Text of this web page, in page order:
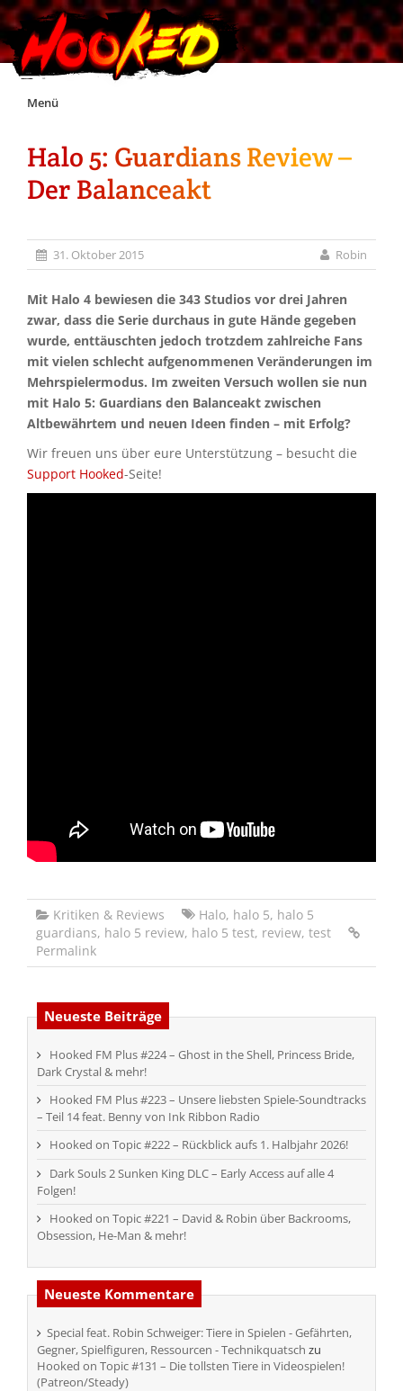
Skip
Menü
Unterstützt Hooked!
Impressum
Discord
Halo 5: Guardians Review –
Der Balanceakt
31. Oktober 2015 Robin
Mit Halo 4 bewiesen die 343 Studios vor drei Jahren
zwar, dass die Serie durchaus in gute Hände gegeben
wurde, enttäuschten jedoch trotzdem zahlreiche Fans
mit vielen schlecht aufgenommenen Veränderungen im
Mehrspielermodus. Im zweiten Versuch wollen sie nun
mit Halo 5: Guardians den Balanceakt zwischen
Altbewährtem und neuen Ideen finden – mit Erfolg?
Wir freuen uns über eure Unterstützung – besucht die
Support Hooked-Seite!
Kritiken & Reviews Halo, halo 5, halo 5
guardians, halo 5 review, halo 5 test, review, test
Permalink
Neueste Beiträge
Hooked FM Plus #224 – Ghost in the Shell, Princess Bride,
Dark Crystal & mehr!
Hooked FM Plus #223 – Unsere liebsten Spiele-Soundtracks
– Teil 14 feat. Benny von Ink Ribbon Radio
Hooked on Topic #222 – Rückblick aufs 1. Halbjahr 2026!
Dark Souls 2 Sunken King DLC – Early Access auf alle 4
Folgen!
Hooked on Topic #221 – David & Robin über Backrooms,
Obsession, He-Man & mehr!
Neueste Kommentare
Special feat. Robin Schweiger: Tiere in Spielen - Gefährten,
Gegner, Spielfiguren, Ressourcen - Technikquatsch zu
Hooked on Topic #131 – Die tollsten Tiere in Videospielen!
(Patreon/Steady)